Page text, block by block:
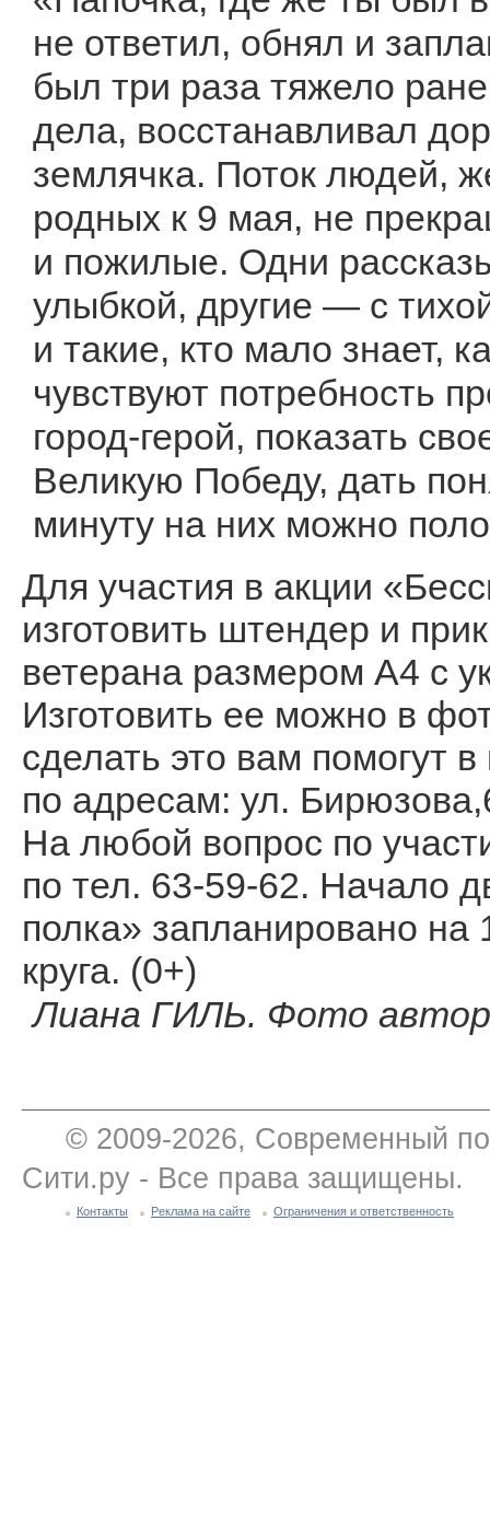
не ответил, обнял и
был три раза тяжело
дела, восстанавливал
землячка. Поток людей,
родных к 9 мая, не
и пожилые. Одни
улыбкой, другие — с
и такие, кто мало знает,
чувствуют потребность
город-герой, показать
Великую Победу, дать
минуту на них можно
Для участия в акции
изготовить штендер и
ветерана размером А4 с
Изготовить ее можно в
сделать это вам помогут
по адресам: ул.
На любой вопрос по
по тел. 63-59-62. Начало
полка» запланировано на
круга. (0+)
Лиана ГИЛЬ. Фото
© 2009-2026, Современный
Сити.ру - Все права защищены.
Контакты Реклама на сайте Ограничения и ответственность